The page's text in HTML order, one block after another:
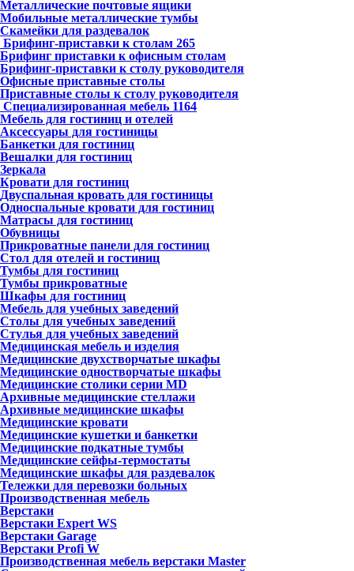
Металлические почтовые ящики
Мобильные металлические тумбы
Скамейки для раздевалок
Брифинг-приставки к столам 265
Брифинг приставки к офисным столам
Брифинг-приставки к столу руководителя
Офисные приставные столы
Приставные столы к столу руководителя
Специализированная мебель 1164
Мебель для гостиниц и отелей
Аксессуары для гостиницы
Банкетки для гостиниц
Вешалки для гостиниц
Зеркала
Кровати для гостиниц
Двуспальная кровать для гостиницы
Односпальные кровати для гостиниц
Матрасы для гостиниц
Обувницы
Прикроватные панели для гостиниц
Стол для отелей и гостиниц
Тумбы для гостиниц
Тумбы прикроватные
Шкафы для гостиниц
Мебель для учебных заведений
Столы для учебных заведений
Стулья для учебных заведений
Медицинская мебель и изделия
Медицинские двухстворчатые шкафы
Медицинские одностворчатые шкафы
Медицинские столики серии MD
Архивные медицинские стеллажи
Архивные медицинские шкафы
Медицинские кровати
Медицинские кушетки и банкетки
Медицинские подкатные тумбы
Медицинские сейфы-термостаты
Медицинские шкафы для раздевалок
Тележки для перевозки больных
Производственная мебель
Верстаки
Верстаки Expert WS
Верстаки Garage
Верстаки Profi W
Производственная мебель верстаки Master